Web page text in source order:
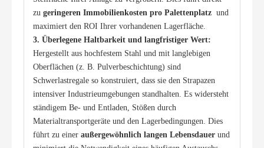
zu geringeren Immobilienkosten pro Palettenplatz und
maximiert den ROI Ihrer vorhandenen Lagerfläche.
3. Überlegene Haltbarkeit und langfristiger Wert:
Hergestellt aus hochfestem Stahl und mit langlebigen
Oberflächen (z. B. Pulverbeschichtung) sind
Schwerlastregale so konstruiert, dass sie den Strapazen
intensiver Industrieumgebungen standhalten. Es widersteht
ständigem Be- und Entladen, Stößen durch
Materialtransportgeräte und den Lagerbedingungen. Dies
führt zu einer außergewöhnlich langen Lebensdauer und